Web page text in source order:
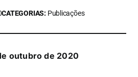
CATEGORIAS: Publicações
outubro de 2020